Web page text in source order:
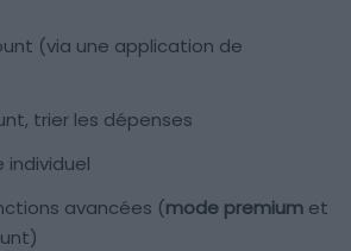
(via une application de
trier les dépenses
individuel
avancées (mode premium et